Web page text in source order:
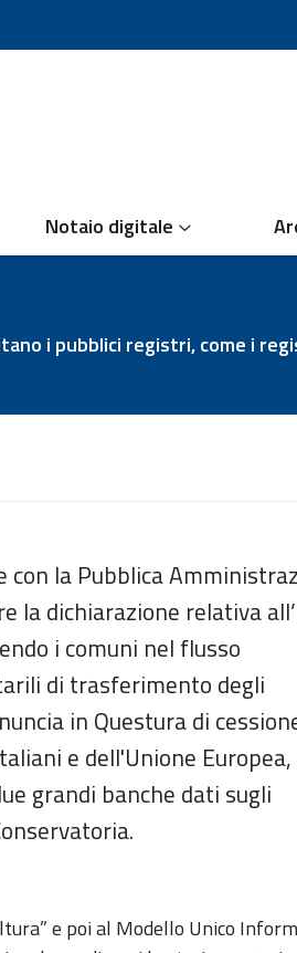
Notaio digitale
i pubblici registri, come i
con la Pubblica
la dichiarazione relativa
i comuni nel flusso
di trasferimento degli
in Questura di
e dell'Unione
grandi banche dati sugli
e poi al Modello Unico